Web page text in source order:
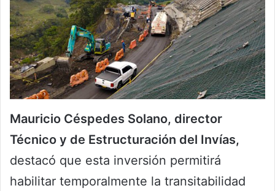
Mauricio Céspedes Solano, director
Técnico y de Estructuración del Invías,
destacó que esta inversión permitirá
habilitar temporalmente la transitabilidad